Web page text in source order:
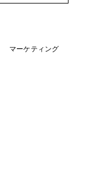
マーケティング